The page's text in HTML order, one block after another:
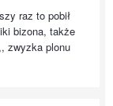
raz to pobił
bizona, także
zwyzka plonu